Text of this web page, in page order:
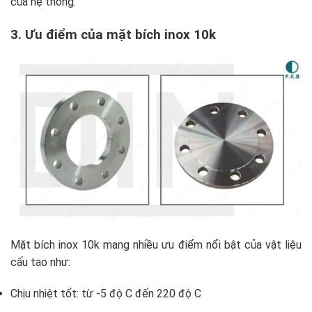
3. Ưu điểm của mặt bích inox 10k
Mặt bích inox 10k mang nhiều ưu điểm nổi bật của vật liệu
cấu tạo như:
Chịu nhiệt tốt: từ -5 độ C đến 220 độ C